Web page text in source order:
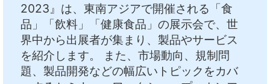
2023』は、東南アジアで開催される「食
品」「飲料」「健康食品」の展示会で、世
界中から出展者が集まり、製品やサービス
を紹介します。 また、市場動向、規制問
題、製品開発などの幅広いトピックをカバ